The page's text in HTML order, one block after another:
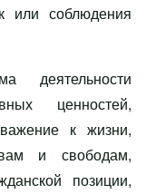
или соблюдения
деятельности
ценностей,
к жизни,
и свободам,
позиции,